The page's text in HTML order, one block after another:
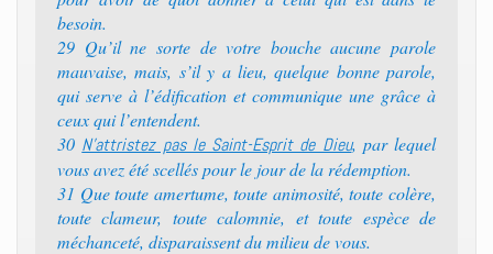
besoin.
29 Qu’il ne sorte de votre bouche aucune parole
mauvaise, mais, s’il y a lieu, quelque bonne parole,
qui serve à l’édification et communique une grâce à
ceux qui l’entendent.
30 N’attristez pas le Saint-Esprit de Dieu, par lequel
vous avez été scellés pour le jour de la rédemption.
31 Que toute amertume, toute animosité, toute colère,
toute clameur, toute calomnie, et toute espèce de
méchanceté, disparaissent du milieu de vous.